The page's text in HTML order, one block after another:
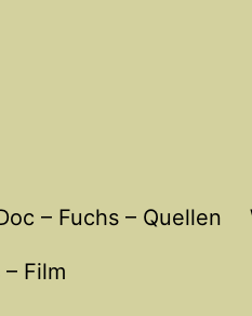
– Fuchs – Quellen
Film